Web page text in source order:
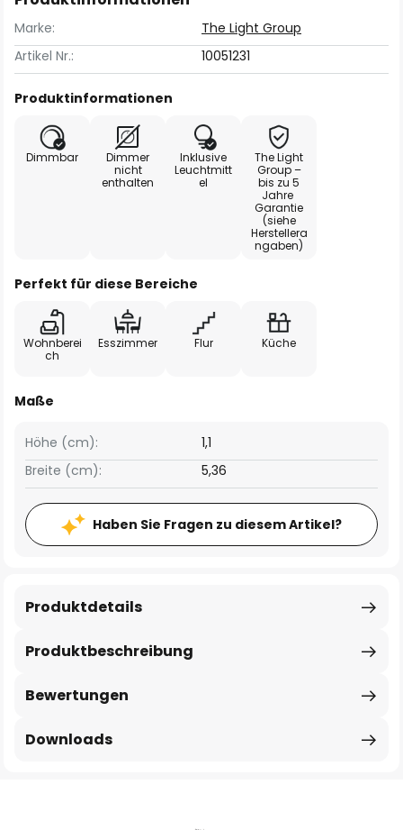
Marke:
The Light Group
Artikel Nr.:
10051231
Produktinformationen
Dimmbar
Dimmer
nicht
enthalten
Inklusive
Leuchtmitt
el
The Light
Group –
bis zu 5
Jahre
Garantie
(siehe
Herstellera
ngaben)
Perfekt für diese Bereiche
Wohnberei
ch
Esszimmer Flur Küche
Maße
Breite (cm): 5,36
Höhe (cm): 1,1
Haben Sie Fragen zu diesem Artikel?
Produktbeschreibung
Produktdetails
Bewertungen
Downloads